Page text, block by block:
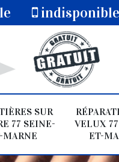
indisponible
SUR
77 SEINE-
MARNE
VELUX
ET-